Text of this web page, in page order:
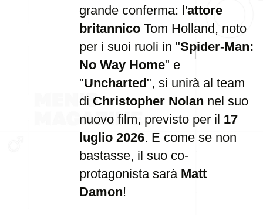
grande conferma: l'attore
britannico Tom Holland, noto
per i suoi ruoli in "Spider-Man:
No Way Home" e
"Uncharted", si unirà al team
di Christopher Nolan nel suo
nuovo film, previsto per il 17
luglio 2026. E come se non
bastasse, il suo co-
protagonista sarà Matt
Damon!